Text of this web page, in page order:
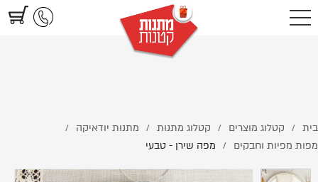
https://www.littlegifts.co.il/%D7%9E%D7%A4%D7%94-
%D7%A9%D7%99%D7%A8%D7%9F---%D7%98%D7%91%D7%A2%D7%99/
בית / קטלוג מוצרים / קטלוג מתנות / מתנות יודאיקה /
מפות מפיות וחבקים / מפה שירן - טבעי